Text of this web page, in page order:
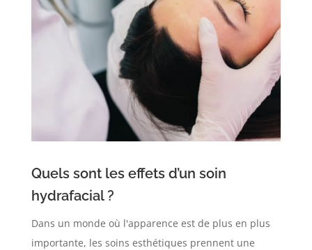
Quels sont les effets d’un soin
hydrafacial ?
Dans un monde où l'apparence est de plus en plus
importante, les soins esthétiques prennent une